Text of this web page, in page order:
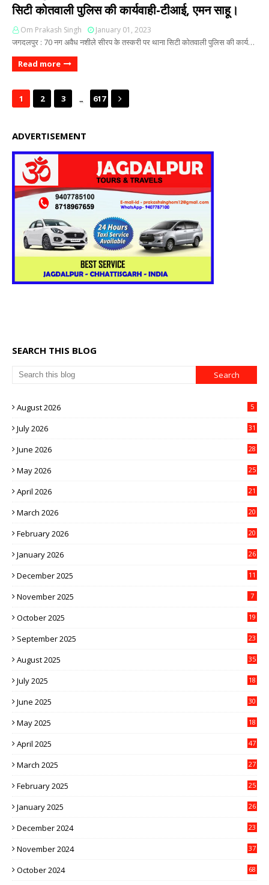
सिटी कोतवाली पुलिस की कार्यवाही-टीआई, एमन साहू।
Om Prakash Singh January 01, 2023
जगदलपुर : 70 नग अवैध नशीले सीरप के तस्करी पर थाना सिटी कोतवाली पुलिस की कार्य…
Read more
1 2 3 ... 617
ADVERTISEMENT
SEARCH THIS BLOG
August 2026 5
July 2026 31
June 2026 28
May 2026 25
April 2026 21
March 2026 20
February 2026 20
January 2026 26
December 2025 11
November 2025 7
October 2025 19
September 2025 23
August 2025 35
July 2025 18
June 2025 30
May 2025 18
April 2025 47
March 2025 27
February 2025 25
January 2025 26
December 2024 23
November 2024 37
October 2024 68